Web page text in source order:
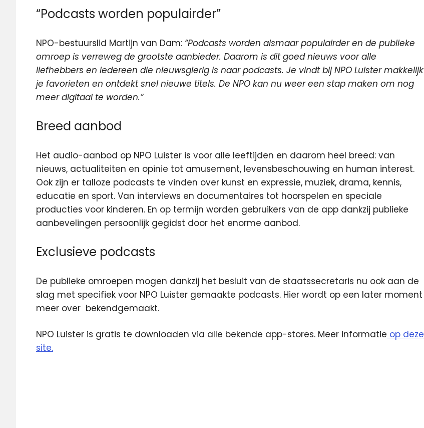
“Podcasts worden populairder”
NPO-bestuurslid Martijn van Dam: “Podcasts worden alsmaar populairder en de publieke
omroep is verreweg de grootste aanbieder. Daarom is dit goed nieuws voor alle
liefhebbers en iedereen die nieuwsgierig is naar podcasts. Je vindt bij NPO Luister makkelijk
je favorieten en ontdekt snel nieuwe titels. De NPO kan nu weer een stap maken om nog
meer digitaal te worden.”
Breed aanbod
Het audio-aanbod op NPO Luister is voor alle leeftijden en daarom heel breed: van
nieuws, actualiteiten en opinie tot amusement, levensbeschouwing en human interest.
Ook zijn er talloze podcasts te vinden over kunst en expressie, muziek, drama, kennis,
educatie en sport. Van interviews en documentaires tot hoorspelen en speciale
producties voor kinderen. En op termijn worden gebruikers van de app dankzij publieke
aanbevelingen persoonlijk gegidst door het enorme aanbod.
Exclusieve podcasts
De publieke omroepen mogen dankzij het besluit van de staatssecretaris nu ook aan de
slag met specifiek voor NPO Luister gemaakte podcasts. Hier wordt op een later moment
meer over bekendgemaakt.
NPO Luister is gratis te downloaden via alle bekende app-stores. Meer informatie op deze
site.